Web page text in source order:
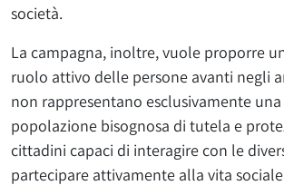
società.
La campagna, inoltre, vuole proporre
ruolo attivo delle persone avanti negli
non rappresentano esclusivamente
popolazione bisognosa di tutela e
cittadini capaci di interagire con le
partecipare attivamente alla vita